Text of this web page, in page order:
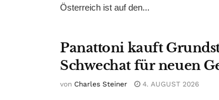
Österreich ist auf den...
Panattoni kauft
Schwechat für neuen
von Charles Steiner 4. AUGUST 2026